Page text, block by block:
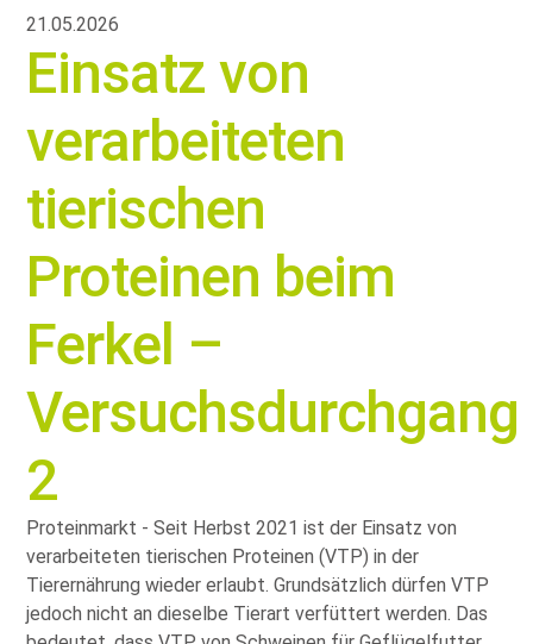
21.05.2026
Einsatz von
verarbeiteten
tierischen
Proteinen beim
Ferkel –
Versuchsdurchgang
2
Proteinmarkt - Seit Herbst 2021 ist der Einsatz von
verarbeiteten tierischen Proteinen (VTP) in der
Tierernährung wieder erlaubt. Grundsätzlich dürfen VTP
jedoch nicht an dieselbe Tierart verfüttert werden. Das